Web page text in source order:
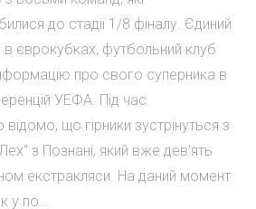
до стадії 1/8 фіналу. Єдиний
в єврокубках, футбольний клуб
про свого суперника в
УЕФА. Під час
що гірники зустрінуться з
з Познані, який вже дев'ять
екстракляси. На даний момент
у по...